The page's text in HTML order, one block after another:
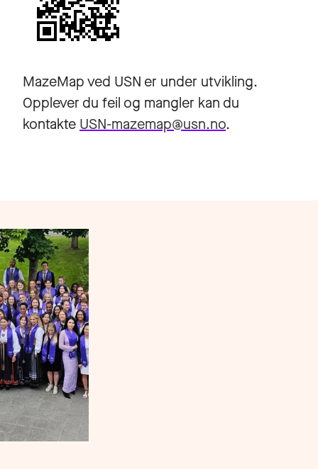
MazeMap ved USN er under utvikling.
Opplever du feil og mangler kan du
kontakte USN-mazemap@usn.no.